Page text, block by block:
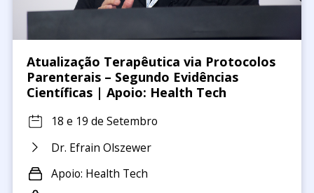
Atualização Terapêutica via Protocolos
Parenterais – Segundo Evidências
Científicas | Apoio: Health Tech
18 e 19 de Setembro
Dr. Efrain Olszewer
Apoio: Health Tech